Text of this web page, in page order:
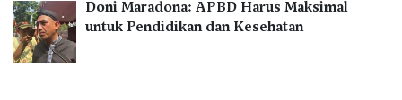
Doni Maradona: APBD Harus Maksimal
untuk Pendidikan dan Kesehatan